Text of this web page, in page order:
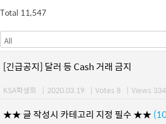
Total 11,547
[긴급공지] 달러 등 Cash 거래 금지
KSA학생회 | 2020.03.19 | Votes 8 | Views
★★ 글 작성시 카테고리 지정 필수 ★★